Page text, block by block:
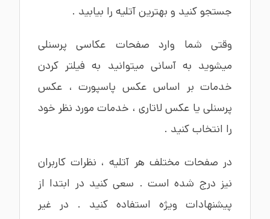
جستجو کنید و بهترین آتلیه را بیابید .
وقتی شما وارد صفحات عکاسی پرسنلی
میشوید به آسانی میتوانید به فیلتر کردن
خدمات بر اساس عکس پاسپورت ، عکس
پرسنلی یا عکس لاتاری ، خدمات مورد نظر خود
را انتخاب کنید .
در صفحات مختلف هر آتلیه ، نظرات کاربران
نیز درج شده است . سعی کنید در ابتدا از
پیشنهادات ویژه استفاده کنید . در غیر